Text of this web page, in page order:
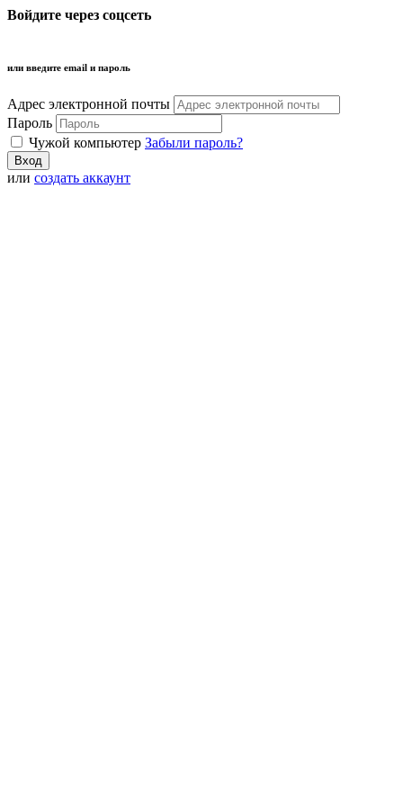
Войдите через соцсеть
или введите email и пароль
Адрес электронной почты
Пароль
Чужой компьютер Забыли пароль?
или создать аккаунт